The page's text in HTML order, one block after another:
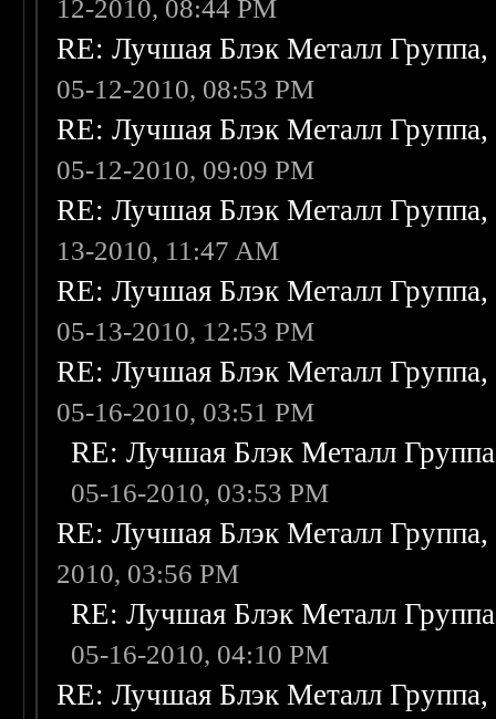
12-2010, 08:44 PM
RE: Лучшая Блэк Металл
05-12-2010, 08:53 PM
RE: Лучшая Блэк Металл
05-12-2010, 09:09 PM
RE: Лучшая Блэк Металл
13-2010, 11:47 AM
RE: Лучшая Блэк Металл
05-13-2010, 12:53 PM
RE: Лучшая Блэк Металл
05-16-2010, 03:51 PM
RE: Лучшая Блэк Металл
05-16-2010, 03:53 PM
RE: Лучшая Блэк Металл
2010, 03:56 PM
RE: Лучшая Блэк Металл
05-16-2010, 04:10 PM
RE: Лучшая Блэк Металл